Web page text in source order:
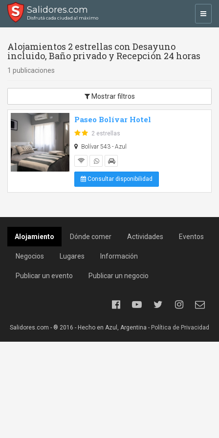
Salidores.com
Disfrutá cada ciudad al máximo
Alojamientos 2 estrellas con Desayuno
incluido, Baño privado y Recepción 24 horas
1 publicaciones
Mostrar filtros
Paseo Bolívar Hotel
2 estrellas
Bolívar 543 - Azul
Consultar disponibilidad
Alojamiento Dónde comer Actividades Eventos
Negocios Lugares Información
Publicar un evento Publicar un negocio
Salidores.com - ® 2016 - Hecho en Azul, Argentina - Política de Privacidad